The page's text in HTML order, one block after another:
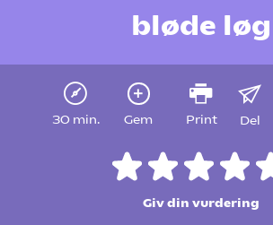
bløde løg
30 min. Gem Print Del
Giv din vurdering